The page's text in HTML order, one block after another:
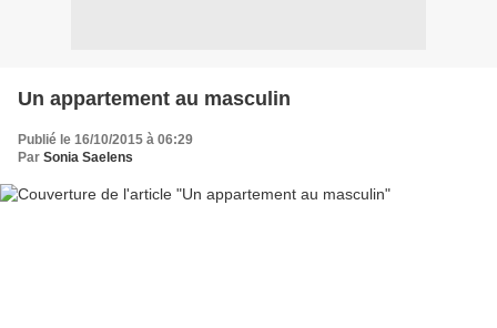
Un appartement au masculin
Publié le 16/10/2015 à 06:29
Par Sonia Saelens